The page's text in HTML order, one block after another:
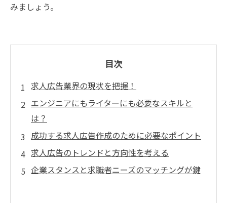
みましょう。
目次
求人広告業界の現状を把握！
エンジニアにもライターにも必要なスキルと
は？
成功する求人広告作成のために必要なポイント
求人広告のトレンドと方向性を考える
企業スタンスと求職者ニーズのマッチングが鍵